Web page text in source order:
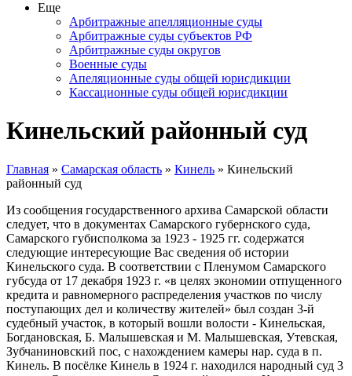
Еще
Арбитражные апелляционные суды
Арбитражные суды субъектов РФ
Арбитражные суды округов
Военные суды
Апеляционные суды общей юрисдикции
Кассационные суды общей юрисдикции
Кинельский районный суд
Главная » Самарская область » Кинель » Кинельский
районный суд
Из сообщения государственного архива Самарской области
следует, что в документах Самарского губернского суда,
Самар­ского губисполкома за 1923 - 1925 гг. содержатся
следующие интере­сующие Вас сведения об истории
Кинельского суда. В соответствии с Пленумом Самарского
губсуда от 17 декабря 1923 г. «в целях экономии отпущенного
кредита и равномерного распределе­ния участков по числу
поступающих дел и количеству жителей» был соз­дан 3-й
судебный участок, в который вошли волости - Кинельская,
Богдановская, Б. Малышевская и М. Малышевская, Утевская,
Зубчаниновский пос, с нахождением камеры нар. суда в п.
Кинель. В посёлке Кинель в 1924 г. находился народный суд 3